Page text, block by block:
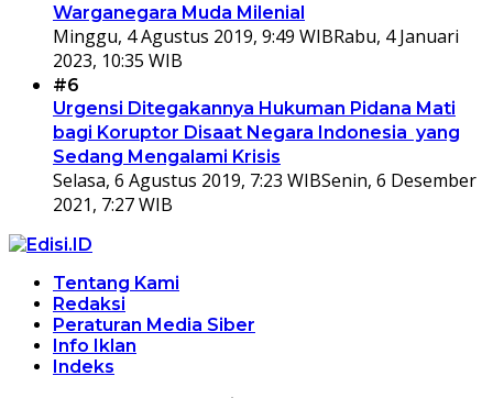
Warganegara Muda Milenial
Minggu, 4 Agustus 2019, 9:49 WIBRabu, 4 Januari
2023, 10:35 WIB
#6
Urgensi Ditegakannya Hukuman Pidana Mati
bagi Koruptor Disaat Negara Indonesia yang
Sedang Mengalami Krisis
Selasa, 6 Agustus 2019, 7:23 WIBSenin, 6 Desember
2021, 7:27 WIB
Tentang Kami
Redaksi
Peraturan Media Siber
Info Iklan
Indeks